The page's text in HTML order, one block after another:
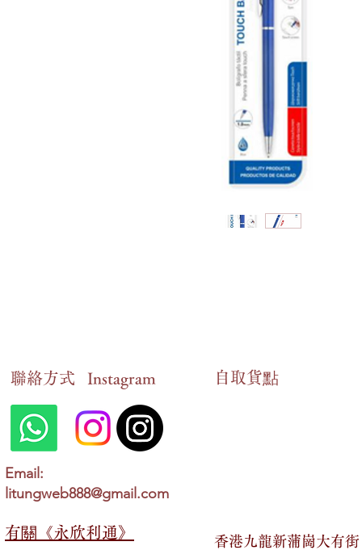
​聯絡方式 Instagram
Email:
litungweb888@gmail.com
有關​​《永欣利通》
自​取貨點
香港九龍新蒲崗大有